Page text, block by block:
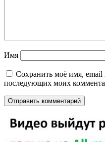
Имя
Сохранить моё имя, email
последующих моих